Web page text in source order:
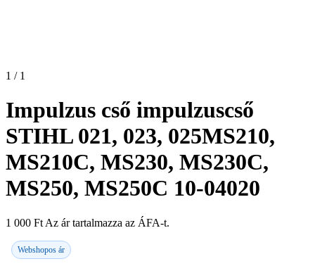
1 / 1
Impulzus cső impulzuscső
STIHL 021, 023, 025MS210,
MS210C, MS230, MS230C,
MS250, MS250C 10-04020
1 000 Ft Az ár tartalmazza az ÁFA-t.
Webshopos ár